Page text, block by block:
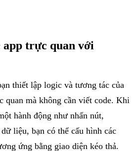
apptrực quan với
thiết lập logic và tương tác của
quan mà không cần viết code. Khi
hành động như nhấn nút,
dữ liệu, bạn có thể cấu hình các
ứng bằng giao diện kéo thả.